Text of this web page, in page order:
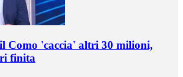
Como 'caccia' altri 30 milioni,
finita